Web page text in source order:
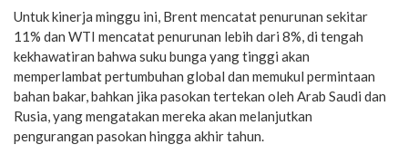
Untuk kinerja minggu ini, Brent mencatat penurunan sekitar
11% dan WTI mencatat penurunan lebih dari 8%, di tengah
kekhawatiran bahwa suku bunga yang tinggi akan
memperlambat pertumbuhan global dan memukul permintaan
bahan bakar, bahkan jika pasokan tertekan oleh Arab Saudi dan
Rusia, yang mengatakan mereka akan melanjutkan
pengurangan pasokan hingga akhir tahun.